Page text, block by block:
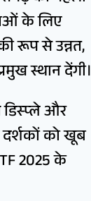
के लिए
रूप से उन्नत,
स्थान देंगी।
और
को खूब
2025 के